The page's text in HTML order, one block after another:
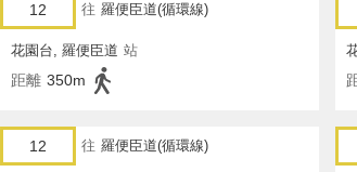
12 往 羅便臣道(循環線)
花園台, 羅便臣道 站
距離 350m
12 往 羅便臣道(循環線)